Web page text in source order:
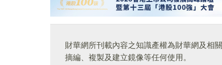
財華網所刊載內容之知識產權為財華網及相
摘編、複製及建立鏡像等任何使用。